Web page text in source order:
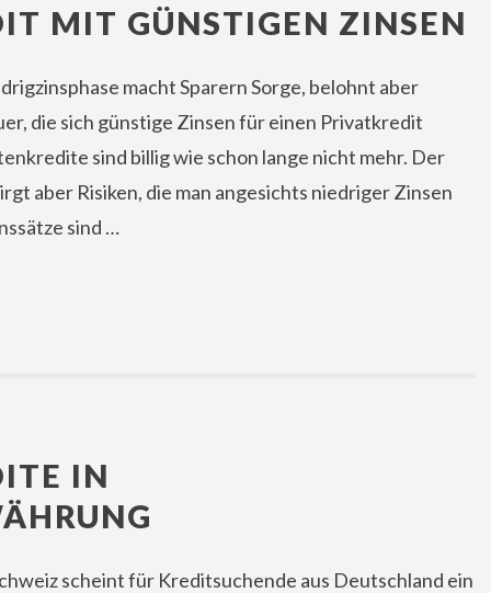
MIT GÜNSTIGEN ZINSEN
macht Sparern Sorge, belohnt aber
die sich günstige Zinsen für einen Privatkredit
sind billig wie schon lange nicht mehr. Der
aber Risiken, die man angesichts niedriger Zinsen
sind …
IN
scheint für Kreditsuchende aus Deutschland ein